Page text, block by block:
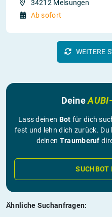
34212 Melsungen
Ab sofort
WEITERE
Deine
Lass deinen Bot für dich
fest und lehn dich zurück. Du
deinen Traumberuf
SUCHBOT
Ähnliche Suchanfragen: